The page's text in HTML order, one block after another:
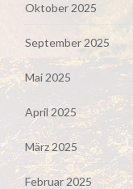
Oktober 2025
September 2025
Mai 2025
April 2025
März 2025
Februar 2025